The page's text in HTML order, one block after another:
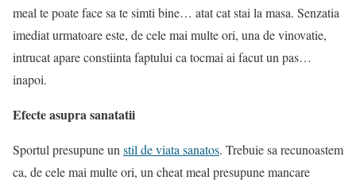
meal te poate face sa te simti bine… atat cat stai la masa. Senzatia
imediat urmatoare este, de cele mai multe ori, una de vinovatie,
intrucat apare constiinta faptului ca tocmai ai facut un pas…
inapoi.
Efecte asupra sanatatii
Sportul presupune un stil de viata sanatos. Trebuie sa recunoastem
ca, de cele mai multe ori, un cheat meal presupune mancare